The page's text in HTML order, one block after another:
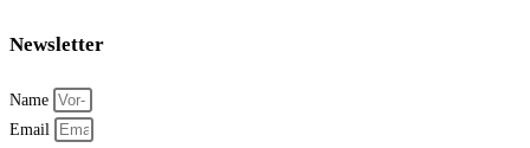
Newsletter
Name
Email